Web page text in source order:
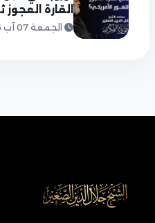
القارة
الجمعة 07 آب 2026